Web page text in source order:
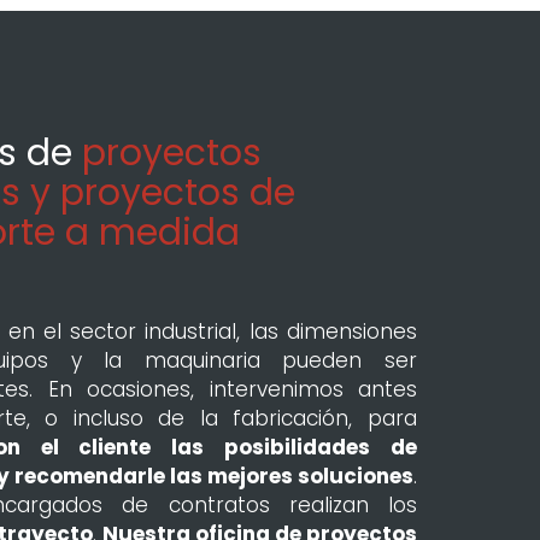
de proyectos
y proyectos de
a medida
el sector industrial, las dimensiones
y la maquinaria pueden ser
En ocasiones, intervenimos antes
o incluso de la fabricación, para
el cliente las posibilidades de
recomendarle las mejores soluciones.
de contratos realizan los